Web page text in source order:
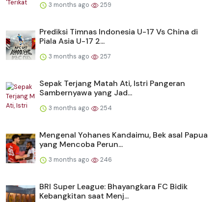
3 months ago 259
Prediksi Timnas Indonesia U-17 Vs China di
Piala Asia U-17 2...
3 months ago 257
Sepak Terjang Matah Ati, Istri Pangeran
Sambernyawa yang Jad...
3 months ago 254
Mengenal Yohanes Kandaimu, Bek asal Papua
yang Mencoba Perun...
3 months ago 246
BRI Super League: Bhayangkara FC Bidik
Kebangkitan saat Menj...